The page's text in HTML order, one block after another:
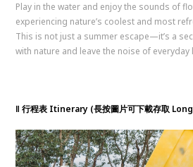
Play in the water and enjoy the sounds of
experiencing nature’s coolest and most
This is not just a summer escape—it’s a
with nature and leave the noise of everyday
‖ 行程表 Itinerary (長按圖片可下載存取